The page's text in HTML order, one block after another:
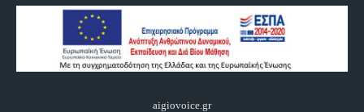
aigiovoice.gr